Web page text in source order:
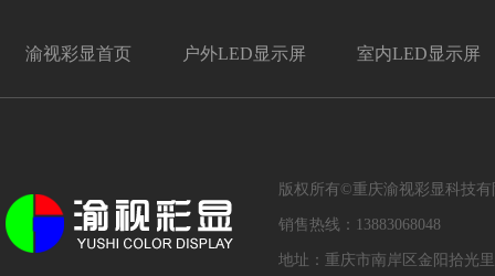
渝视彩显首页 户外LED显示屏 室内LED显示屏
版权所有©重庆渝视彩显科
销售热线：13883068048
地址：重庆市南岸区金阳拾光